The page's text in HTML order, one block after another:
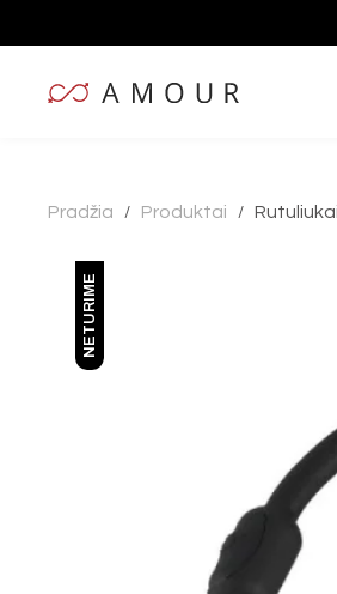
Pradžia / Produktai /
NETURIME